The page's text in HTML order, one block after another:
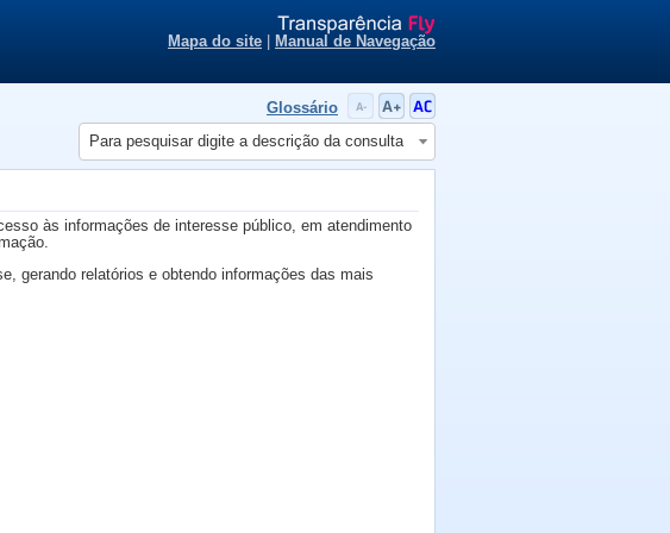
Mapa do site Manual de Navegação
Glossário
Para pesquisar digite a descrição da consulta
às informações de interesse público, em atendimento
gerando relatórios e obtendo informações das mais